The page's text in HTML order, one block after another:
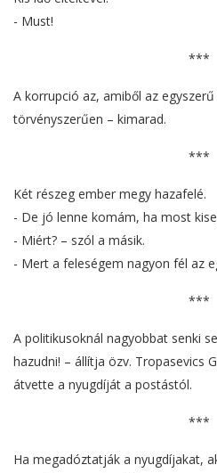
- Must!
***
A korrupció az, amiből az
törvényszerűen – kimarad.
***
Két részeg ember megy hazafelé.
- De jó lenne komám, ha most
- Miért? – szól a másik.
- Mert a feleségem nagyon fél az
***
A politikusoknál nagyobbat senki
hazudni! – állítja özv. Tropasevics
átvette a nyugdíját a postástól.
***
Ha megadóztatják a nyugdíjakat,